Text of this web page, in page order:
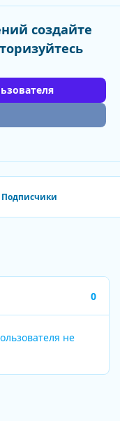
создайте
Подписчики
0
не